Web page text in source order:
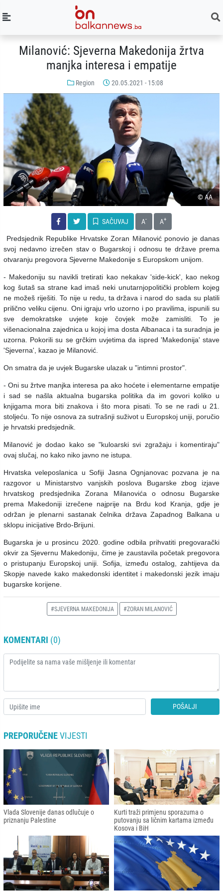
Milanović: Sjeverna Makedonija žrtva
manjka interesa i empatije
Region 20.05.2021 - 15:08
© AA
SAČUVAJ A- A+
Predsjednik Republike Hrvatske Zoran Milanović ponovio je danas
svoj nedavno izrečen stav o Bugarskoj i odnosu te države prema
otvaranju pregovora Sjeverne Makedonije s Europskom unijom.
- Makedoniju su navikli tretirati kao nekakav 'side-kick', kao nekog
kog šutaš sa strane kad imaš neki unutarnjopolitički problem kojeg
ne možeš riješiti. To nije u redu, ta država i narod do sada su platili
prilično veliku cijenu. Oni igraju vrlo uzorno i po pravilima, ispunili su
sve demokratske uvjete koje čovjek može zamisliti. To je
višenacionalna zajednica u kojoj ima dosta Albanaca i ta suradnja je
uzorna. Pokorili su se grčkim uvjetima da ispred 'Makedonija' stave
'Sjeverna', kazao je Milanović.
On smatra da je uvjek Bugarske ulazak u "intimni prostor".
- Oni su žrtve manjka interesa pa ako hoćete i elementarne empatije
i sad se našla aktualna bugarska politika da im govori koliko u
knjigama mora biti znakova i što mora pisati. To se ne radi u 21.
stoljeću. To nije osnova za sutrašnji suživot u Europskoj uniji, poručio
je hrvatski predsjednik.
Milanović je dodao kako se "kuloarski svi zgražaju i komentiraju"
ovaj slučaj, no kako niko javno ne istupa.
Hrvatska veleposlanica u Sofiji Jasna Ognjanovac pozvana je na
razgovor u Ministarstvo vanjskih poslova Bugarske zbog izjave
hrvatskog predsjednika Zorana Milanovića o odnosu Bugarske
prema Makedoniji izrečene najprije na Brdu kod Kranja, gdje je
održan je plenarni sastanak čelnika država Zapadnog Balkana u
sklopu inicijative Brdo-Brijuni.
Bugarska je u prosincu 2020. godine odbila prihvatiti pregovarački
okvir za Sjevernu Makedoniju, čime je zaustavila početak pregovora
o pristupanju Europskoj uniji. Sofija, između ostalog, zahtijeva da
Skopje navede kako makedonski identitet i makedonski jezik imaju
bugarske korijene.
#SJEVERNA MAKEDONIJA #ZORAN MILANOVIĆ
KOMENTARI (0)
POŠALJI
PREPORUČENEVIJESTI
Vlada Slovenije danas odlučuje o
priznanju Palestine
Kurti traži primjenu sporazuma o
putovanju sa ličnim kartama između
Kosova i BiH